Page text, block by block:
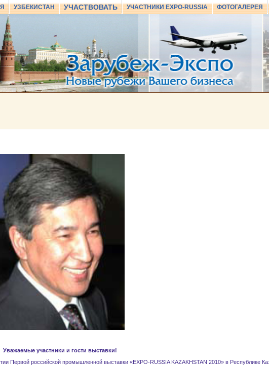
УЗБЕКИСТАН УЧАСТВОВАТЬ УЧАСТНИКИ EXPO-RUSSIA ФОТОГАЛЕРЕЯ
Уважаемые участники и гости выставки!
Первой российской промышленной выставки «EXPO-RUSSIA KAZAKHSTAN 2010» в Республике